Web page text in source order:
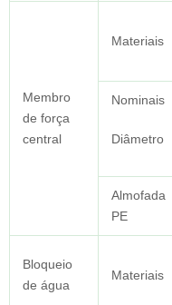
Membro
de força
central
Materiais
Nominais
Diâmetro
Almofada
PE
Bloqueio
de água
Materiais